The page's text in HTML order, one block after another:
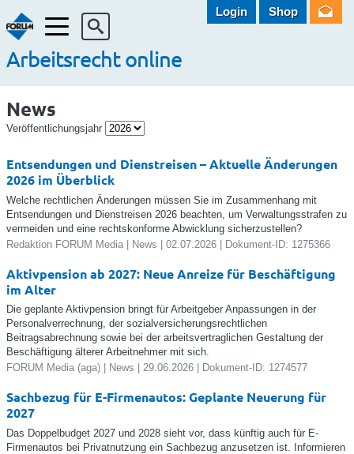
Menü
Arbeitsrecht online
Login Shop
News
Veröffentlichungsjahr
Entsendungen und Dienstreisen – Aktuelle Änderungen
2026 im Überblick
Welche rechtlichen Änderungen müssen Sie im Zusammenhang mit
Entsendungen und Dienstreisen 2026 beachten, um Verwaltungsstrafen zu
vermeiden und eine rechtskonforme Abwicklung sicherzustellen?
Redaktion FORUM Media | News | 02.07.2026 | Dokument-ID: 1275366
Aktivpension ab 2027: Neue Anreize für Beschäftigung
im Alter
Die geplante Aktivpension bringt für Arbeitgeber Anpassungen in der
Personalverrechnung, der sozialversicherungsrechtlichen
Beitragsabrechnung sowie bei der arbeitsvertraglichen Gestaltung der
Beschäftigung älterer Arbeitnehmer mit sich.
FORUM Media (aga) | News | 29.06.2026 | Dokument-ID: 1274577
Sachbezug für E-Firmenautos: Geplante Neuerung für
2027
Das Doppelbudget 2027 und 2028 sieht vor, dass künftig auch für E-
Firmenautos bei Privatnutzung ein Sachbezug anzusetzen ist. Informieren